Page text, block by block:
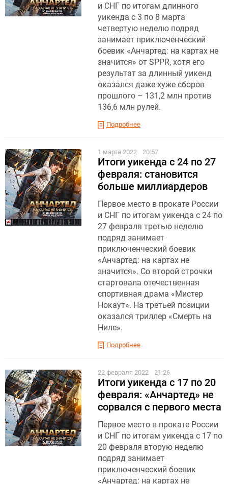
и СНГ по итогам длинного
уикенда с 3 по 8 марта
четвертую неделю подряд
занимает приключенческий
боевик «Анчартед: на картах не
значится» от SPPR, хотя его
результат за длинный уикенд
оказался даже хуже сборов
прошлого – 131,2 млн против
136,6 млн рулей.
Подробнее
1 марта 2022 20:57
Итоги уикенда с 24 по 27
февраля: становится
больше миллиардеров
Первое место в прокате России
и СНГ по итогам уикенда с 24 по
27 февраля третью неделю
подряд занимает
приключенческий боевик
«Анчартед: на картах не
значится». Со второй строчки
стартовала отечественная
спортивная драма «Мистер
Нокаут». На третьей позиции
оказался триллер «Смерть на
Ниле».
Подробнее
22 февраля 2022 21:26
Итоги уикенда с 17 по 20
февраля: «Анчартед» не
сорвался с первого места
Первое место в прокате России
и СНГ по итогам уикенда с 17 по
20 февраля вторую неделю
подряд занимает
приключенческий боевик
«Анчартед: на картах не